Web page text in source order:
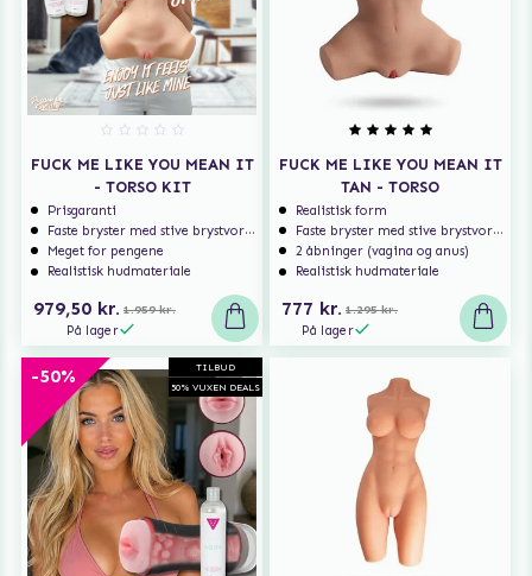
FUCK ME LIKE YOU MEAN IT
- TORSO KIT
Prisgaranti
Faste bryster med stive brystvorter
Meget for pengene
Realistisk hudmateriale
979,50 kr. 1.959 kr.
På lager
FUCK ME LIKE YOU MEAN IT
TAN - TORSO
Realistisk form
Faste bryster med stive brystvorter
2 åbninger (vagina og anus)
Realistisk hudmateriale
777 kr. 1.295 kr.
På lager
TILBUD
50% VUXEN DEALS
-50%